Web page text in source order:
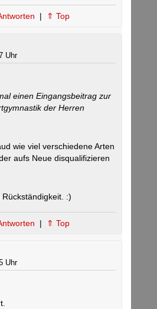
| ⇑ Top
Uhr
einen Eingangsbeitrag zur
der Herren
wie viel verschiedene Arten
aufs Neue disqualifizieren
:)
| ⇑ Top
Uhr